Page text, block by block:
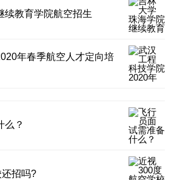
续教育学院航空招生
年春季航空人才定向培
么？
招吗?